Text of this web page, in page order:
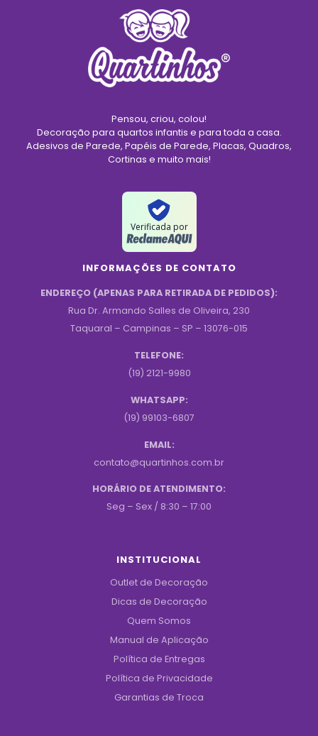
Pensou, criou, colou!
Decoração para quartos infantis e para toda a casa.
Adesivos de Parede, Papéis de Parede, Placas, Quadros,
Cortinas e muito mais!
Verificada por
INFORMAÇÕES DE CONTATO
ENDEREÇO (APENAS PARA RETIRADA DE PEDIDOS):
Rua Dr. Armando Salles de Oliveira, 230
Taquaral – Campinas – SP – 13076-015
TELEFONE:
(19) 2121-9980
WHATSAPP:
(19) 99103-6807
EMAIL:
contato@quartinhos.com.br
HORÁRIO DE ATENDIMENTO:
Seg – Sex / 8:30 – 17:00
INSTITUCIONAL
Outlet de Decoração
Dicas de Decoração
Quem Somos
Manual de Aplicação
Política de Entregas
Política de Privacidade
Garantias de Troca